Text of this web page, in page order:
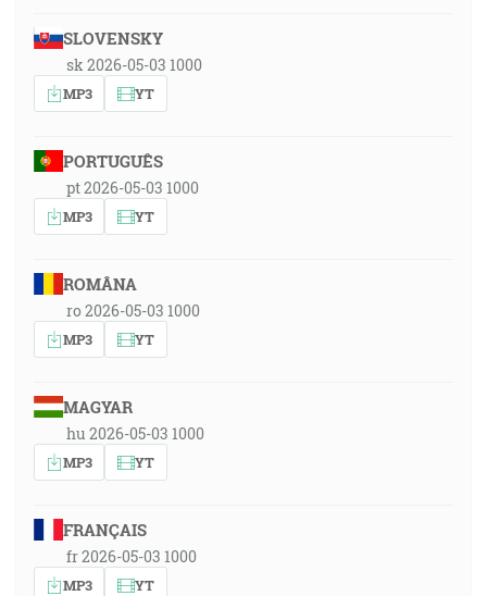
SLOVENSKY
sk 2026-05-03 1000
MP3 YT
PORTUGUÊS
pt 2026-05-03 1000
MP3 YT
ROMÂNA
ro 2026-05-03 1000
MP3 YT
MAGYAR
hu 2026-05-03 1000
MP3 YT
FRANÇAIS
fr 2026-05-03 1000
MP3 YT